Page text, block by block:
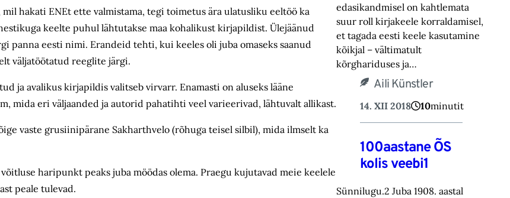
hakati ENEt ette valmistama, tegi toimetus ära ulatusliku eeltöö ka
keelte puhul lähtutakse maa kohalikust kirjapildist. Ülejäänud
panna eesti nimi. Erandeid tehti, kui keeles oli juba omaseks saanud
väljatöötatud reeglite järgi.
ja avalikus kirjapildis valitseb virvarr. Enamasti on aluseks lääne
mida eri väljaanded ja autorid pahatihti veel varieerivad, lähtuvalt allikast.
vaste grusiinipärane Sakharthvelo (rõhuga teisel silbil), mida ilmselt ka
haripunkt peaks juba möödas olema. Praegu kujutavad meie keelele
peale tulevad.
edasikandmisel on kahtlemata
suur roll kirjakeele korraldamisel,
et tagada eesti keele kasutamine
kõikjal – vältimatult
kõrghariduses ja…
Aili Künstler
14. XII 2018 10minutit
100aastane ÕS
kolis veebi1
Sünnilugu.2 Juba 1908. aastal